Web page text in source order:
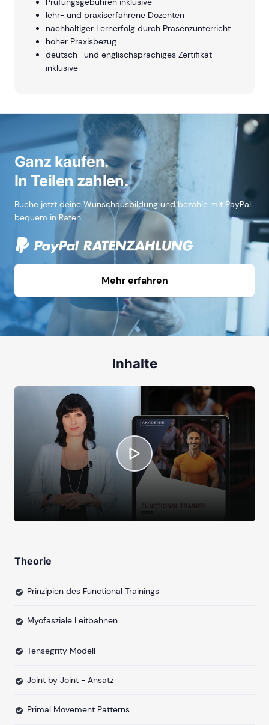
lehr- und praxiserfahrene Dozenten
nachhaltiger Lernerfolg durch Präsenzunterricht
hoher Praxisbezug
deutsch- und englischsprachiges Zertifikat
inklusive
Ganz kaufen.
In Teilen zahlen.
Buche jetzt deine Wunschausbildung und bezahle mit PayPal
bequem in Raten.
Mehr erfahren
Inhalte
Theorie
Prinzipien des Functional Trainings
Myofasziale Leitbahnen
Tensegrity Modell
Joint by Joint - Ansatz
Primal Movement Patterns